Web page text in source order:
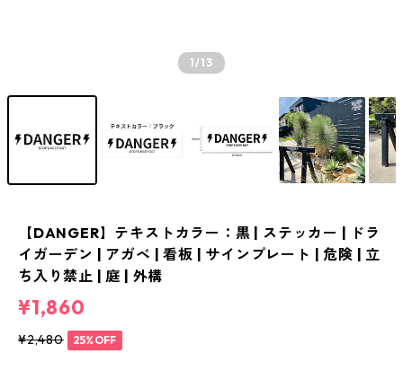
1/13
【DANGER】テキストカラー：黒 | ステッカー | ドラ
イガーデン | アガベ | 看板 | サインプレート | 危険 | 立
ち入り禁止 | 庭 | 外構
¥1,860
¥2,480 25%OFF